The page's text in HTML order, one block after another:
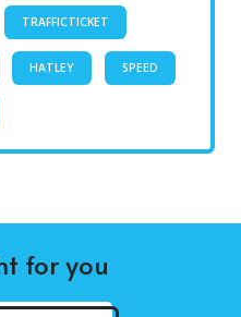
TRAFFICTICKET
HATLEY SPEED
for you